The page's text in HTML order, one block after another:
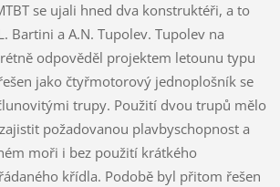
se ujali hned dva konstruktéři, a to
Bartini a A.N. Tupolev. Tupolev na
odpověděl projektem letounu typu
jako čtyřmotorový jednoplošník se
trupy. Použití dvou trupů mělo
požadovanou plavbyschopnost a
moři i bez použití krátkého
křídla. Podobě byl přitom řešen